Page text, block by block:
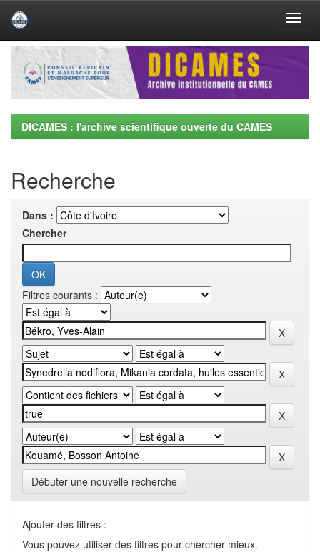
Skip
navigation
DICAMES : l'archive scientifique ouverte du CAMES
Recherche
Dans :
Chercher
Filtres courants :
Débuter une nouvelle recherche
Ajouter des filtres :
Vous pouvez utiliser des filtres pour chercher mieux.